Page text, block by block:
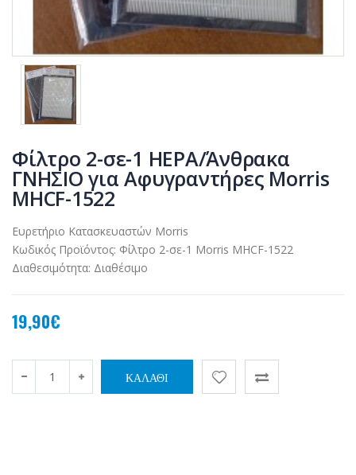
Φίλτρο 2-σε-1 HEPA/Άνθρακα
ΓΝΗΣΙΟ για Αφυγραντήρες Morris
MHCF-1522
Ευρετήριο Κατασκευαστών Morris
Κωδικός Προϊόντος: Φίλτρο 2-σε-1 Morris MHCF-1522
Διαθεσιμότητα: Διαθέσιμο
19,90€